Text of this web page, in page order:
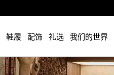
鞋履 配饰 礼选 我们的世界